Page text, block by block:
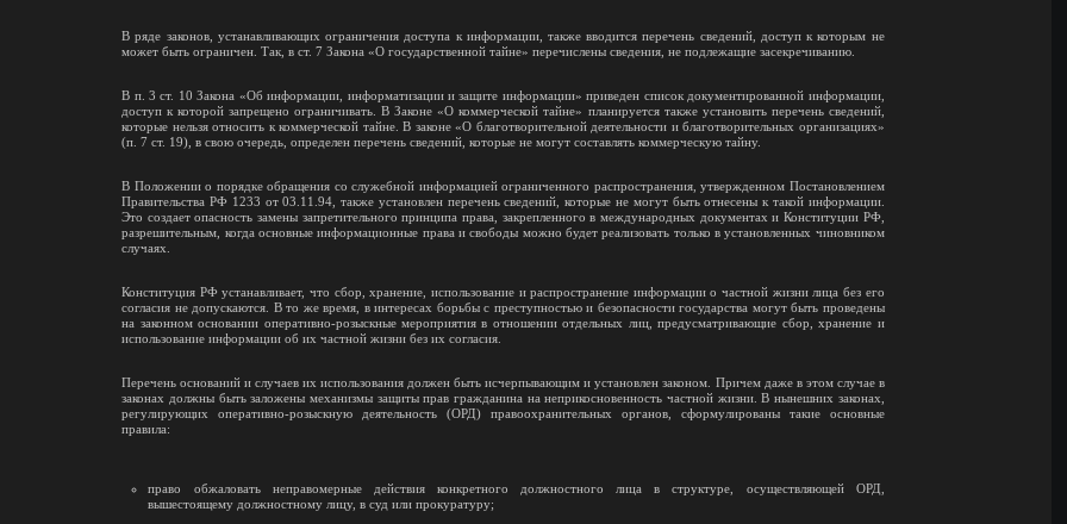
В ряде законов, устанавливающих ограничения доступа к информации, также вводится перечень сведений, доступ к которым не
может быть ограничен. Так, в ст. 7 Закона «О государственной тайне» перечислены сведения, не подлежащие засекречиванию.
В п. 3 ст. 10 Закона «Об информации, информатизации и защите информации» приведен список документированной информации,
доступ к которой запрещено ограничивать. В Законе «О коммерческой тайне» планируется также установить перечень сведений,
которые нельзя относить к коммерческой тайне. В законе «О благотворительной деятельности и благотворительных организациях»
(п. 7 ст. 19), в свою очередь, определен перечень сведений, которые не могут составлять коммерческую тайну.
В Положении о порядке обращения со служебной информацией ограниченного распространения, утвержденном Постановлением
Правительства РФ 1233 от 03.11.94, также установлен перечень сведений, которые не могут быть отнесены к такой информации.
Это создает опасность замены запретительного принципа права, закрепленного в международных документах и Конституции РФ,
разрешительным, когда основные информационные права и свободы можно будет реализовать только в установленных чиновником
случаях.
Конституция РФ устанавливает, что сбор, хранение, использование и распространение информации о частной жизни лица без его
согласия не допускаются. В то же время, в интересах борьбы с преступностью и безопасности государства могут быть проведены
на законном основании оперативно-розыскные мероприятия в отношении отдельных лиц, предусматривающие сбор, хранение и
использование информации об их частной жизни без их согласия.
Перечень оснований и случаев их использования должен быть исчерпывающим и установлен законом. Причем даже в этом случае в
законах должны быть заложены механизмы защиты прав гражданина на неприкосновенность частной жизни. В нынешних законах,
регулирующих оперативно-розыскную деятельность (ОРД) правоохранительных органов, сформулированы такие основные
правила:
право обжаловать неправомерные действия конкретного должностного лица в структуре, осуществляющей ОРД,
вышестоящему должностному лицу, в суд или прокуратуру;